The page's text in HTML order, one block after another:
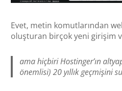
Evet, metin komutlarından
oluşturan birçok yeni girişim
ama hiçbiri Hostinger’ın
önemlisi) 20 yıllık geçmişini